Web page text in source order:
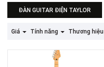
ĐÀN GUITAR ĐIỆN TAYLOR
Giá Tính năng Thương hiệu